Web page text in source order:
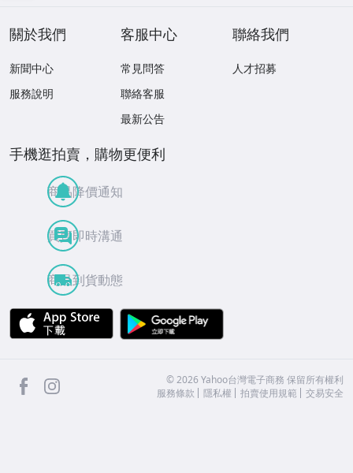
關於我們
新聞中心
服務說明
客服中心
常見問答
聯絡客服
最新公告
聯絡我們
人才招募
手機逛拍賣，購物更便利
商品降價通知
買賣即時溝通
商品到貨動態
APP Store
facebook ©2026 Yahoo台灣電子商務 保留所有權利
服務條款
隱私權 拍賣使用規範 交易安全